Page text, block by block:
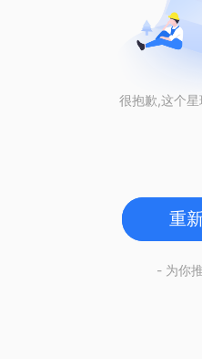
很抱歉,这个星
重
- 为你